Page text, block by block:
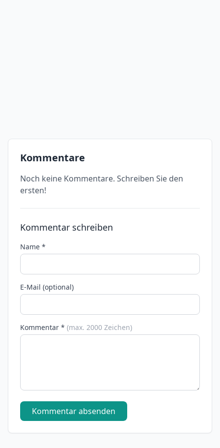
Kommentare
Noch keine Kommentare. Schreiben Sie den
ersten!
Kommentar schreiben
Name *
E-Mail (optional)
Kommentar * (max. 2000 Zeichen)
Kommentar absenden